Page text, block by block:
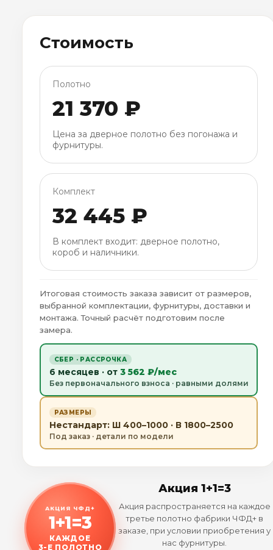
Стоимость
Полотно
21 370 ₽
Цена за дверное полотно без погонажа и
фурнитуры.
Комплект
32 445 ₽
В комплект входит: дверное полотно,
короб и наличники.
Итоговая стоимость заказа зависит от размеров,
выбранной комплектации, фурнитуры, доставки и
монтажа. Точный расчёт подготовим после
замера.
СБЕР · РАССРОЧКА
6 месяцев · от 3 562 ₽/мес
Без первоначального взноса · равными долями
РАЗМЕРЫ
Нестандарт: Ш 400–1000 · В 1800–2500
Под заказ · детали по модели
АКЦИЯ ЧФД+
1+1=3
КАЖДОЕ
3-Е ПОЛОТНО
Акция 1+1=3
Акция распространяется на каждое
третье полотно фабрики ЧФД+ в
заказе, при условии приобретения у
нас фурнитуры.